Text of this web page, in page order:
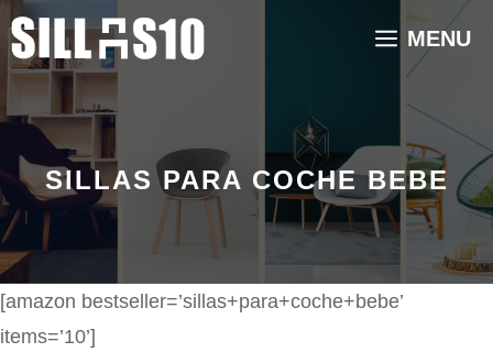
Saltar
al
contenido
MENU
SILLAS PARA COCHE BEBE
[amazon bestseller=’sillas+para+coche+bebe’
items=’10’]